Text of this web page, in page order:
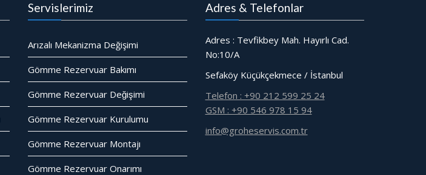
Servislerimiz
Arızalı Mekanizma Değişimi
Gömme Rezervuar Bakımı
Gömme Rezervuar Değişimi
Gömme Rezervuar Kurulumu
Gömme Rezervuar Montajı
Gömme Rezervuar Onarımı
Adres & Telefonlar
Adres : Tevfikbey Mah. Hayırlı Cad.
No:10/A
Sefaköy Küçükçekmece / İstanbul
Telefon : +90 212 599 25 24
GSM : +90 546 978 15 94
info@groheservis.com.tr